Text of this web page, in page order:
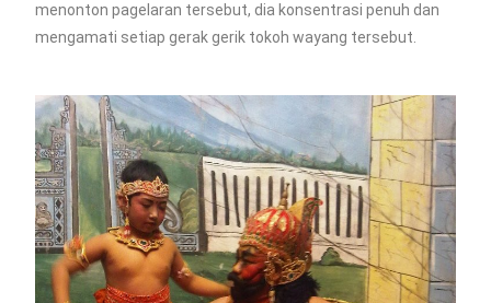
menonton pagelaran tersebut, dia konsentrasi penuh dan
mengamati setiap gerak gerik tokoh wayang tersebut.